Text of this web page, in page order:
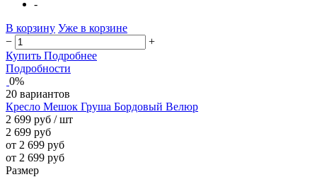
-
В корзину Уже в корзине
−
+
Купить Подробнее
Подробности
0%
20 вариантов
Кресло Мешок Груша Бордовый Велюр
2 699 руб / шт
2 699 руб
от 2 699 руб
от 2 699 руб
Размер